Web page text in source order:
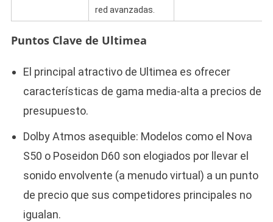
red avanzadas.
Puntos Clave de Ultimea
El principal atractivo de Ultimea es ofrecer
características de gama media-alta a precios de
presupuesto.
Dolby Atmos asequible: Modelos como el Nova
S50 o Poseidon D60 son elogiados por llevar el
sonido envolvente (a menudo virtual) a un punto
de precio que sus competidores principales no
igualan.